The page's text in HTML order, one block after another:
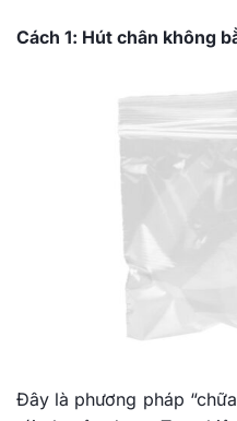
Cách 1: Hút chân không
Đây là phương pháp